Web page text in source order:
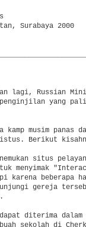
Surabaya 2000
lagi, Russian
yang
kamp musim panas
Berikut
situs
menyimak
karena beberapa
gereja
diterima dalam
sekolah di